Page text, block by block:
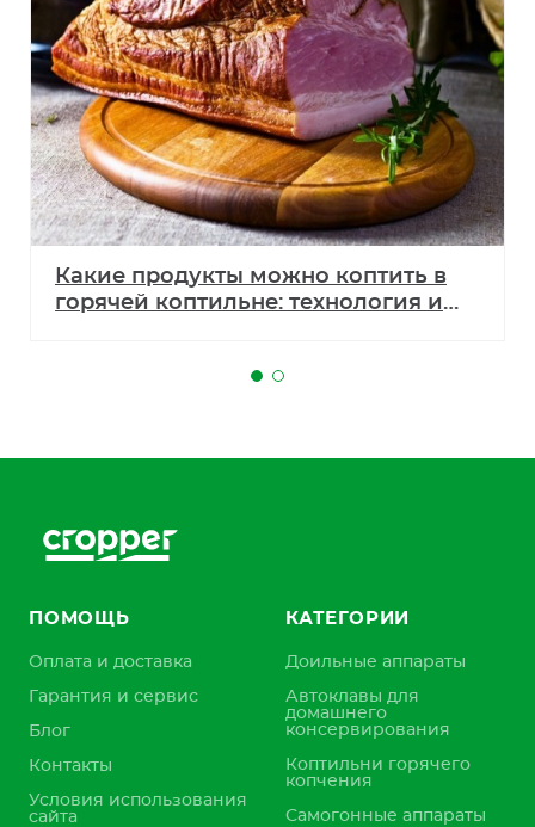
Какие продукты можно коптить в
горячей коптильне: технология и
ПОМОЩЬ
Оплата и доставка
Гарантия и сервис
Блог
Контакты
Условия использования
сайта
КАТЕГОРИИ
Доильные аппараты
Автоклавы для
домашнего
консервирования
Коптильни горячего
копчения
Самогонные аппараты